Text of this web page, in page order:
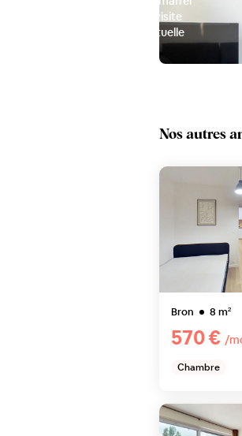
la visite
virtuelle
Nos autres
Bron 8 m²
570 € /
Chambre